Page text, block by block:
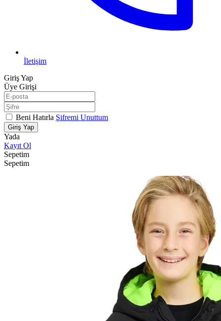
İletişim
Giriş Yap
Üye Girişi
Beni Hatırla Şifremi Unuttum
Giriş Yap
Yada
Kayıt Ol
Sepetim
Sepetim